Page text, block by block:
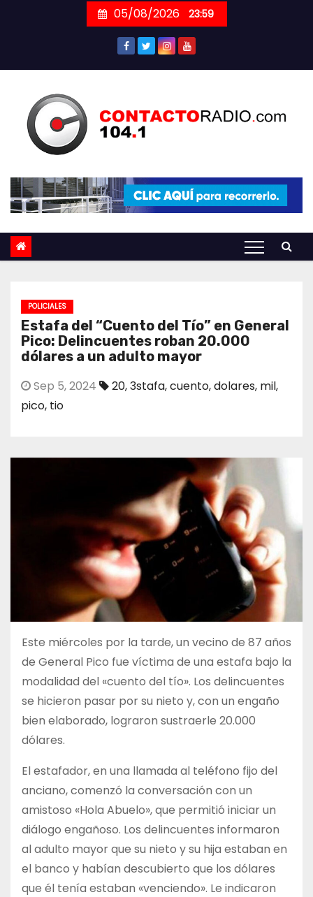
05/08/2026 23:59
POLICIALES
Estafa del “Cuento del Tío” en General
Pico: Delincuentes roban 20.000
dólares a un adulto mayor
Sep 5, 2024 20,3stafa,cuento,dolares, mil,
pico, tio
Este miércoles por la tarde, un vecino de 87 años
de General Pico fue víctima de una estafa bajo la
modalidad del «cuento del tío». Los delincuentes
se hicieron pasar por su nieto y, con un engaño
bien elaborado, lograron sustraerle 20.000
dólares.
El estafador, en una llamada al teléfono fijo del
anciano, comenzó la conversación con un
amistoso «Hola Abuelo», que permitió iniciar un
diálogo engañoso. Los delincuentes informaron
al adulto mayor que su nieto y su hija estaban en
el banco y habían descubierto que los dólares
que él tenía estaban «venciendo». Le indicaron